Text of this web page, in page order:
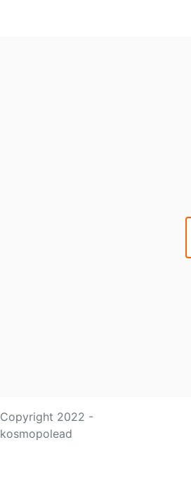
Copyright 2022 -
kosmopolead